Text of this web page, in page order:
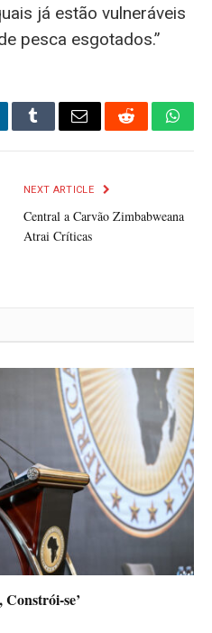
já estão vulneráveis
pesca esgotados.”
TumblrEmail Reddit
NEXT ARTICLE
Central a Carvão Zimbabweana
Atrai Críticas
Constrói-se’